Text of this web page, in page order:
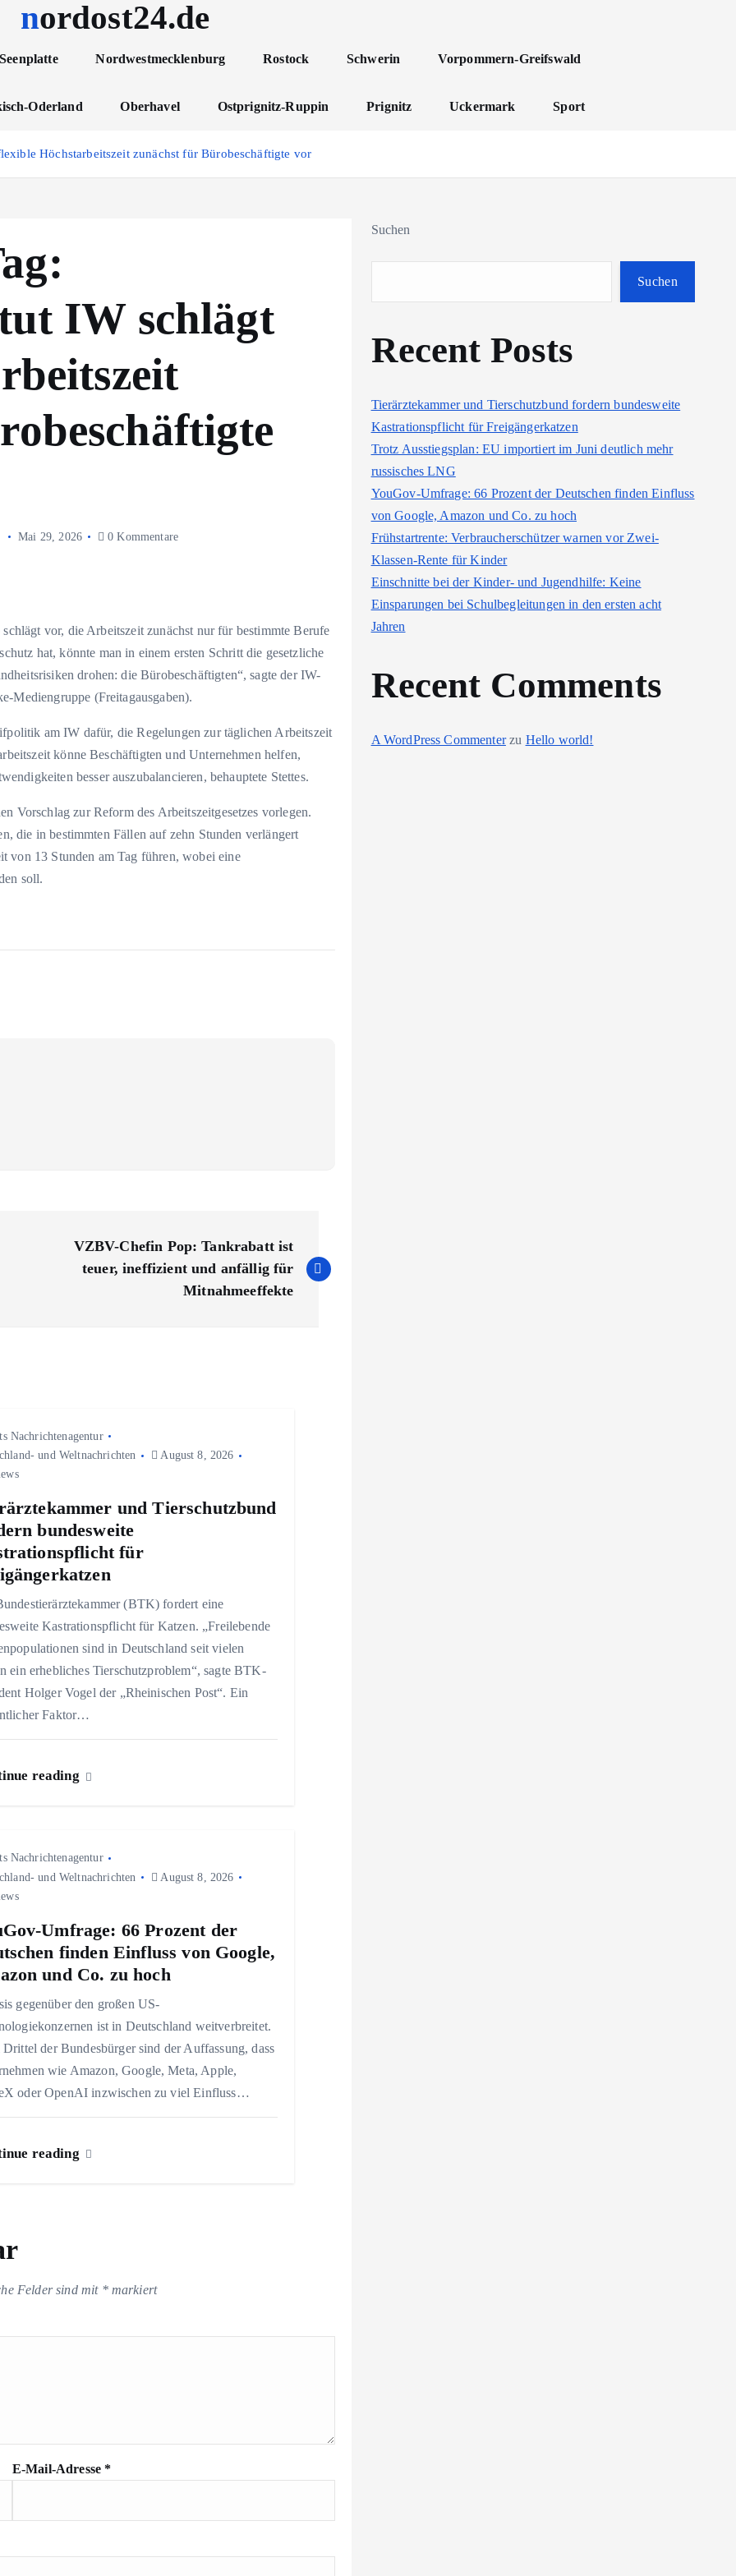
nordost24.de
Nordwestmecklenburg Rostock Schwerin Vorpommern-Greifswald
Oderland Oberhavel Ostprignitz-Ruppin Prignitz Uckermark Sport
Höchstarbeitszeit zunächst für Bürobeschäftigte vor
IW schlägt
Mai 29, 2026 0 Kommentare
vor, die Arbeitszeit zunächst nur für bestimmte Berufe
hat, könnte man in einem ersten Schritt die gesetzliche
drohen: die Bürobeschäftigten“, sagte der IW-
Mediengruppe (Freitagausgaben).
am IW dafür, die Regelungen zur täglichen Arbeitszeit
könne Beschäftigten und Unternehmen helfen,
besser auszubalancieren, behauptete Stettes.
Vorschlag zur Reform des Arbeitszeitgesetzes vorlegen.
die in bestimmten Fällen auf zehn Stunden verlängert
von 13 Stunden am Tag führen, wobei eine
soll.
VZBV-Chefin Pop: Tankrabatt ist
teuer, ineffizient und anfällig für
Mitnahmeeffekte
Nachrichtenagentur
und Weltnachrichten
August 8, 2026
und Tierschutzbund
bundesweite
für
(BTK) fordert eine
Kastrationspflicht für Katzen. „Freilebende
sind in Deutschland seit vielen
ein erhebliches Tierschutzproblem“, sagte BTK-
Holger Vogel der „Rheinischen Post“. Ein
Faktor…
reading
Nachrichtenagentur
und Weltnachrichten
August 8, 2026
Umfrage: 66 Prozent der
finden Einfluss von Google,
und Co. zu hoch
gegenüber den großen US-
ist in Deutschland weitverbreitet.
der Bundesbürger sind der Auffassung, dass
wie Amazon, Google, Meta, Apple,
oder OpenAI inzwischen zu viel Einfluss…
reading
Felder sind mit *markiert
E-Mail-Adresse *
Suchen
Suchen
Recent Posts
Tierärztekammer und Tierschutzbund fordern bundesweite
Kastrationspflicht für Freigängerkatzen
Trotz Ausstiegsplan: EU importiert im Juni deutlich mehr
russisches LNG
YouGov-Umfrage: 66 Prozent der Deutschen finden Einfluss
von Google, Amazon und Co. zu hoch
Frühstartrente: Verbraucherschützer warnen vor Zwei-
Klassen-Rente für Kinder
Einschnitte bei der Kinder- und Jugendhilfe: Keine
Einsparungen bei Schulbegleitungen in den ersten acht
Jahren
Recent Comments
A WordPress Commenterzu Hello world!